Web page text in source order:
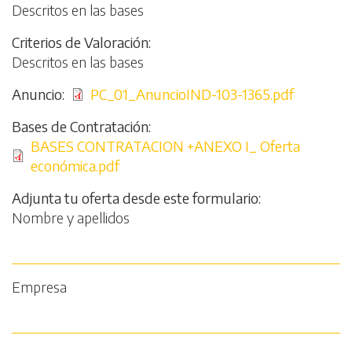
Descritos en las bases
Criterios de Valoración
Descritos en las bases
Anuncio
FilePC_01_AnuncioIND-103-1365.pdf
Bases de Contratación
FileBASES CONTRATACION +ANEXO I_ Oferta
económica.pdf
Adjunta tu oferta desde este formulario
Nombre y apellidos
Empresa